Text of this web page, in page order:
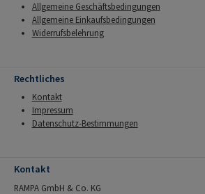
Allgemeine Geschäftsbedingungen
Allgemeine Einkaufsbedingungen
Widerrufsbelehrung
Rechtliches
Kontakt
Impressum
Datenschutz-Bestimmungen
Kontakt
RAMPA GmbH & Co. KG